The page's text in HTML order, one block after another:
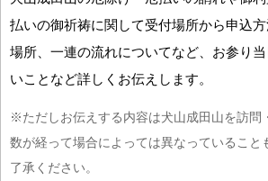
払いの御祈祷に関して受付場所から申込
場所、一連の流れについてなど、お参り
いことなど詳しくお伝えします。
※ただしお伝えする内容は犬山成田山を訪問
数が経って場合によっては異なっていること
了承ください。